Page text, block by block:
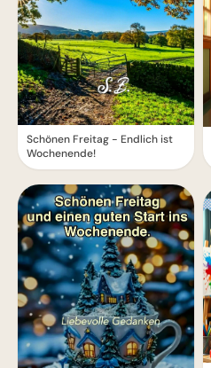
Schönen Freitag - Endlich ist
Wochenende!